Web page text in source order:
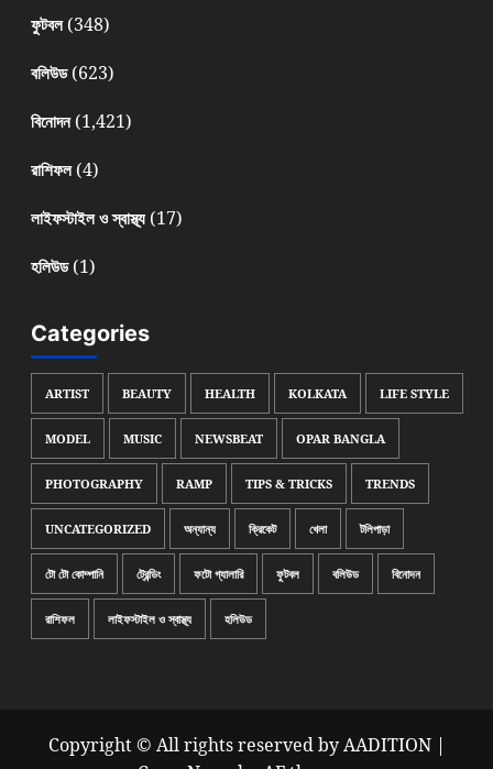
ফুটবল(348)
বলিউড(623)
বিনোদন(1,421)
রাশিফল(4)
লাইফস্টাইল ও স্বাস্থ্য(17)
হলিউড(1)
Categories
ARTIST BEAUTY HEALTH KOLKATA LIFE STYLE
MODEL MUSIC NEWSBEAT OPAR BANGLA
PHOTOGRAPHY RAMP TIPS & TRICKS TRENDS
UNCATEGORIZED অন্যান্য ক্রিকেট খেলা টলিপাড়া
টো টো কোম্পানি ট্রেন্ডিং ফটো গ্যালারি ফুটবল বলিউড বিনোদন
রাশিফল লাইফস্টাইল ও স্বাস্থ্য হলিউড
Copyright © All rights reserved by AADITION |